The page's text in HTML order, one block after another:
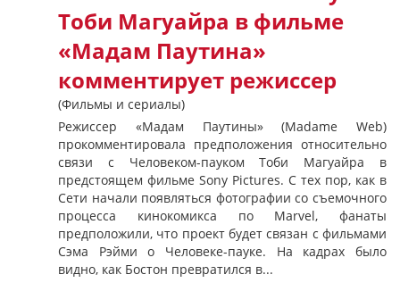
Тоби Магуайра в фильме
«Мадам Паутина»
комментирует режиссер
(Фильмы и сериалы)
Режиссер «Мадам Паутины» (Madame Web)
прокомментировала предположения относительно
связи с Человеком-пауком Тоби Магуайра в
предстоящем фильме Sony Pictures. С тех пор, как в
Сети начали появляться фотографии со съемочного
процесса кинокомикса по Marvel, фанаты
предположили, что проект будет связан с фильмами
Сэма Рэйми о Человеке-пауке. На кадрах было
видно, как Бостон превратился в...